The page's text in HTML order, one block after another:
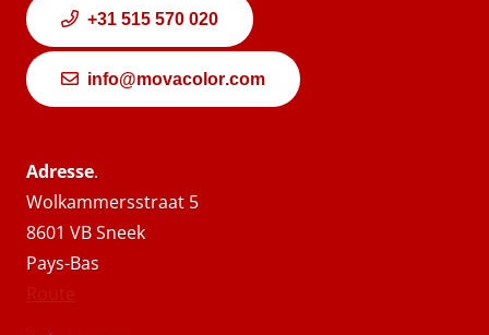
+31 515 570 020
info@movacolor.com
Adresse.
Wolkammersstraat 5
8601 VB Sneek
Pays-Bas
Route